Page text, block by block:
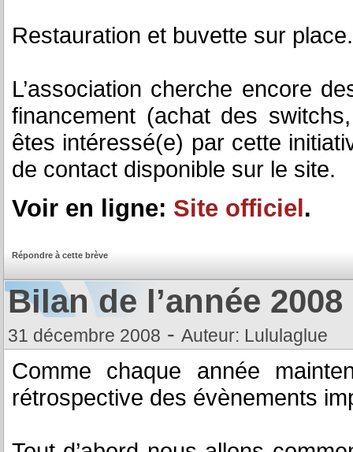
Restauration et buvette sur
L’association cherche encore
financement (achat des
êtes intéressé(e) par cette
de contact disponible sur le site.
Voir en ligne: Site officiel.
Répondre à cette brève
Bilan de l’année 2008
31 décembre 2008 - Auteur: Lululaglue
Comme chaque année
rétrospective des évènements